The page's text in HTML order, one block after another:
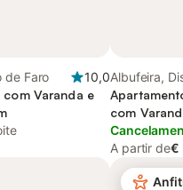
de Faro
10,0
Varanda e
Albufeira,
com
A partir de€